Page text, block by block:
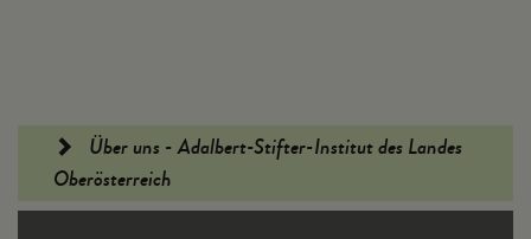
Fußleiste
Über uns - Adalbert-Stifter-Institut des Landes
Oberösterreich